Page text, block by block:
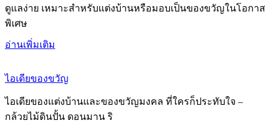
ดูแลง่าย เหมาะสำหรับแต่งบ้านหรือมอบเป็นของขวัญในโอกาส
พิเศษ
อ่านเพิ่มเติม
ไอเดียของขวัญ
ไอเดียของแต่งบ้านและของขวัญมงคล ที่ใครก็ประทับใจ –
กล้วยไม้ดินปั้น ดอนมาน ริ